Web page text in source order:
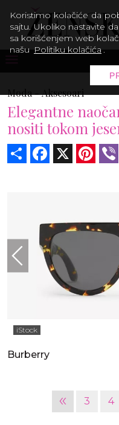
Moda -Aksesoari
Elegantne
nositi tokom
Share Facebook
iStock
Burberry
« 3 4
Koristimo kolačiće da
sajtu. Ukoliko nastavite
sa korišćenjem web
našu Politiku kolačića .